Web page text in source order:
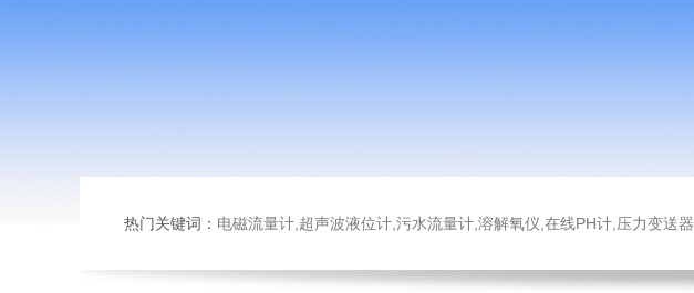
热门关键词： 电磁流量计,超声波液位计,污水流量计,溶解氧仪,在线PH计,压力变送器